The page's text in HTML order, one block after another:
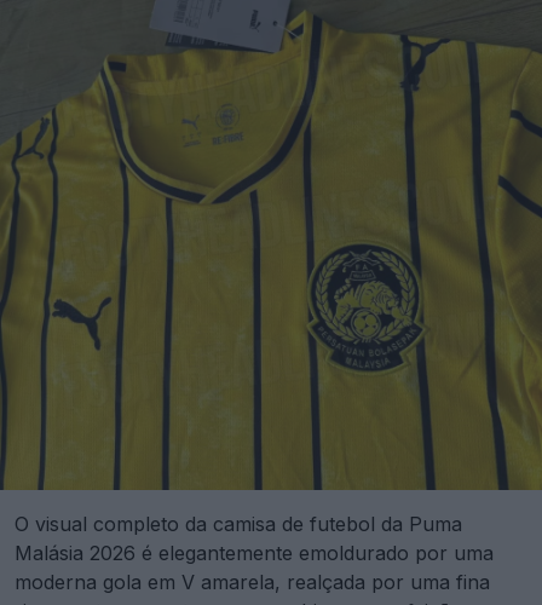
O visual completo da camisa de futebol da Puma
Malásia 2026 é elegantemente emoldurado por uma
moderna gola em V amarela, realçada por uma fina